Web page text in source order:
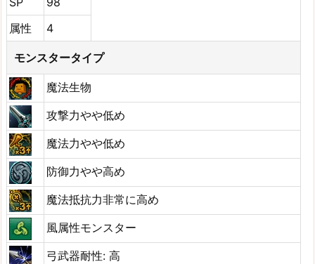
属性
4
モンスタータイプ
魔法生物
攻撃力やや低め
魔法力やや低め
防御力やや高め
魔法抵抗力非常に高め
風属性モンスター
弓武器耐性: 高